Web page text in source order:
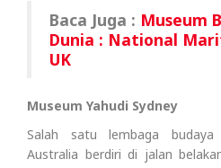
Baca Juga : Museum
Dunia : National
UK
Museum Yahudi Sydney
Salah satu lembaga
Australia berdiri di jalan